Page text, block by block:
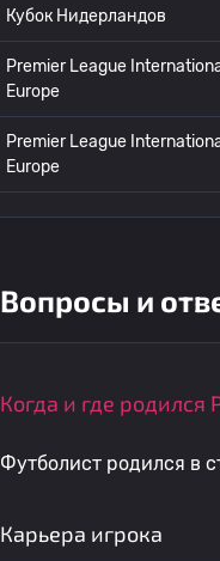
Кубок Нидерландов
Premier League
Europe
Premier League
Europe
Вопросы и
Когда и где родился
Футболист родился в
Карьера игрока